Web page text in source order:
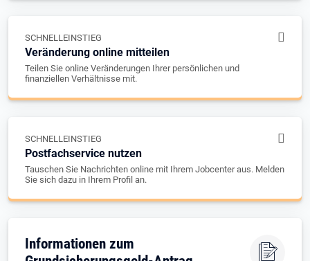
SCHNELLEINSTIEG
Veränderung online mitteilen
Teilen Sie online Veränderungen Ihrer persönlichen und
finanziellen Verhältnisse mit.
SCHNELLEINSTIEG
Postfachservice nutzen
Tauschen Sie Nachrichten online mit Ihrem Jobcenter aus. Melden
Sie sich dazu in Ihrem Profil an.
Informationen zum